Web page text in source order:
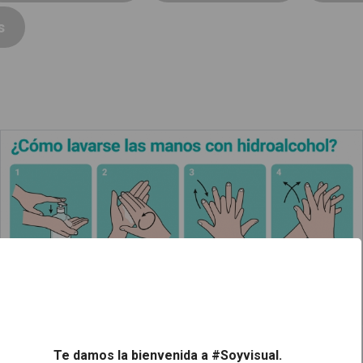
¿Cómo lavarse las manos con hidroalcohol?
Te damos la bienvenida a #Soyvisual.